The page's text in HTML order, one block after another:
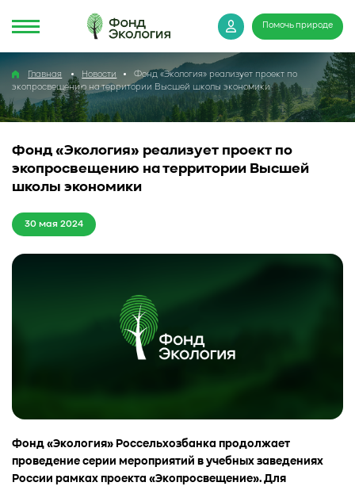
Помочь природе
Главная Новости
Фонд «Экология» реализует проект по
экопросвещению на территории Высшей школы экономики
Фонд «Экология» реализует проект по
экопросвещению на территории Высшей
школы экономики
30 мая 2024
Фонд «Экология» Россельхозбанка продолжает
проведение серии мероприятий в учебных заведениях
России рамках проекта «Экопросвещение». Для